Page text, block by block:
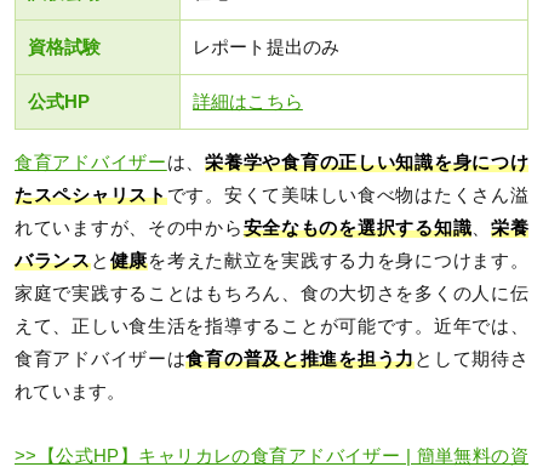
資格試験 レポート提出のみ
公式HP 詳細はこちら
食育アドバイザーは、栄養学や食育の正しい知識を身につけ
たスペシャリストです。安くて美味しい食べ物はたくさん溢
れていますが、その中から安全なものを選択する知識
栄養
バランスと 健康を考えた献立を実践する力を身につけます。
家庭で実践することはもちろん、食の大切さを多くの人に伝
えて、正しい食生活を指導することが可能です。近年では、
食育アドバイザーは食育の普及と推進を担う力として期待さ
れています。
>>【公式HP】キャリカレの食育アドバイザー | 簡単無料の資